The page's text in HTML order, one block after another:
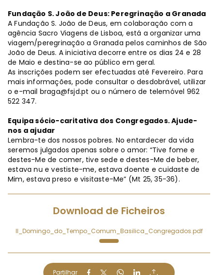
Fundação S. João de Deus: Peregrinação a Granada
A Fundação S. João de Deus, em colaboração com a
agência Sacro Viagens de Lisboa, está a organizar uma
viagem/peregrinação a Granada pelos caminhos de São
João de Deus. A iniciativa decorre entre os dias 24 e 28
de Maio e destina-se ao público em geral.
As inscrições podem ser efectuadas até Fevereiro. Para
mais informações, pode consultar o desdobrável, utilizar
o e-mail braga@fsjd.pt ou o número de telemóvel 962
522 347.
Equipa sócio-caritativa dos Congregados. Ajude-
nos a ajudar
Lembra-te dos nossos pobres. No entardecer da vida
seremos julgados apenas sobre o amor: “Tive fome e
destes-Me de comer, tive sede e destes-Me de beber,
estava nu e vestiste-me, estava doente e cuidaste de
Mim, estava preso e visitaste-Me” (Mt 25, 35-36).
Download de Ficheiros
II_Domingo_do_Tempo_Comum_Basilica_Congregados.pdf
Partilhar